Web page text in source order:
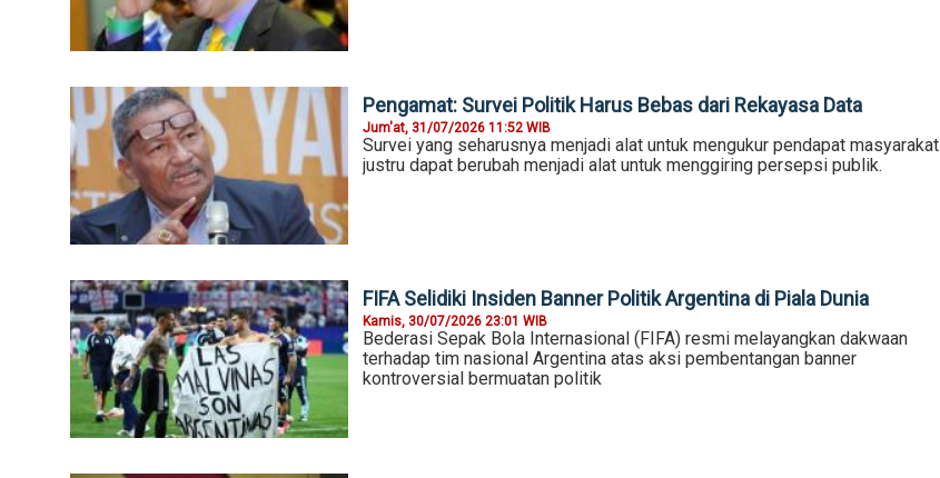
Pengamat: Survei Politik Harus Bebas dari Rekayasa Data
Jum'at, 31/07/2026 11:52 WIB
Survei yang seharusnya menjadi alat untuk mengukur pendapat masyarakat
justru dapat berubah menjadi alat untuk menggiring persepsi publik.
FIFA Selidiki Insiden Banner Politik Argentina di Piala Dunia
Kamis, 30/07/2026 23:01 WIB
Bederasi Sepak Bola Internasional (FIFA) resmi melayangkan dakwaan
terhadap tim nasional Argentina atas aksi pembentangan banner
kontroversial bermuatan politik